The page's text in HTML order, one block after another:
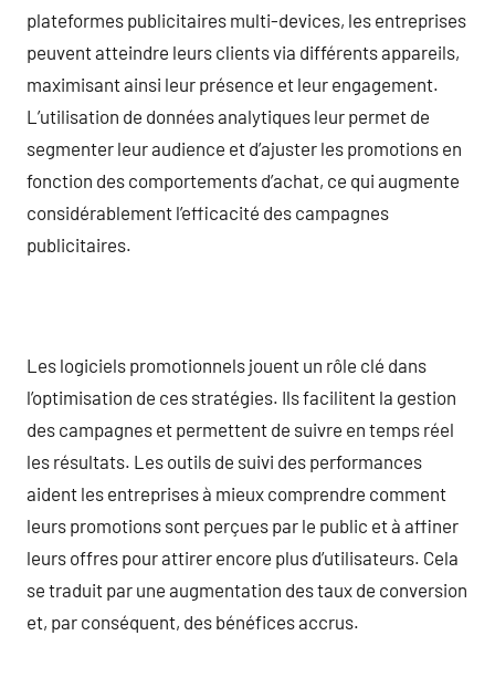
plateformes publicitaires multi-devices, les entreprises
peuvent atteindre leurs clients via différents appareils,
maximisant ainsi leur présence et leur engagement.
L’utilisation de données analytiques leur permet de
segmenter leur audience et d’ajuster les promotions en
fonction des comportements d’achat, ce qui augmente
considérablement l’efficacité des campagnes
publicitaires.
Les logiciels promotionnels jouent un rôle clé dans
l’optimisation de ces stratégies. Ils facilitent la gestion
des campagnes et permettent de suivre en temps réel
les résultats. Les outils de suivi des performances
aident les entreprises à mieux comprendre comment
leurs promotions sont perçues par le public et à affiner
leurs offres pour attirer encore plus d’utilisateurs. Cela
se traduit par une augmentation des taux de conversion
et, par conséquent, des bénéfices accrus.